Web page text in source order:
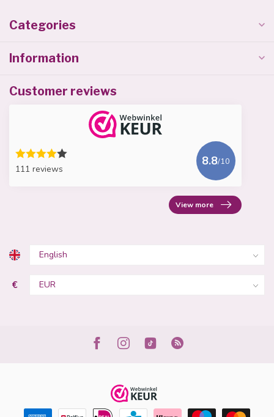
Categories
Information
Customer reviews
111 reviews
8.8/10
View more
€